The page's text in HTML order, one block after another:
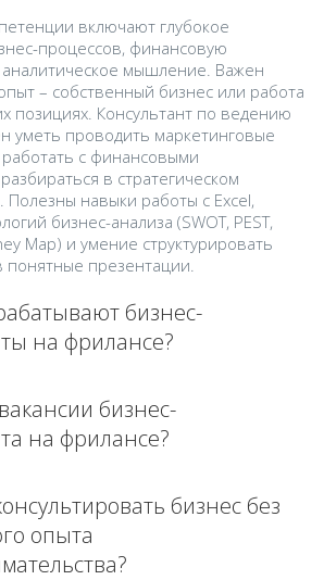
включают глубокое
процессов, финансовую
аналитическое мышление. Важен
– собственный бизнес или работа
позициях. Консультант по ведению
уметь проводить маркетинговые
с финансовыми
в стратегическом
Полезны навыки работы с Excel,
бизнес-анализа (SWOT, PEST,
Map) и умение структурировать
презентации.
бизнес-
на фрилансе?
бизнес-
на фрилансе?
бизнес без
опыта